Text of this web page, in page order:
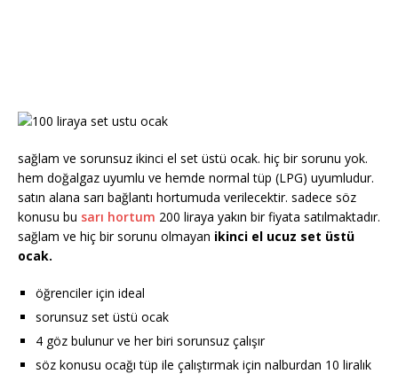
sağlam ve sorunsuz ikinci el set üstü ocak. hiç bir sorunu yok.
hem doğalgaz uyumlu ve hemde normal tüp (LPG) uyumludur.
satın alana sarı bağlantı hortumuda verilecektir. sadece söz
konusu bu sarı hortum 200 liraya yakın bir fiyata satılmaktadır.
sağlam ve hiç bir sorunu olmayan ikinci el ucuz set üstü
ocak.
öğrenciler için ideal
sorunsuz set üstü ocak
4 göz bulunur ve her biri sorunsuz çalışır
söz konusu ocağı tüp ile çalıştırmak için nalburdan 10 liralık